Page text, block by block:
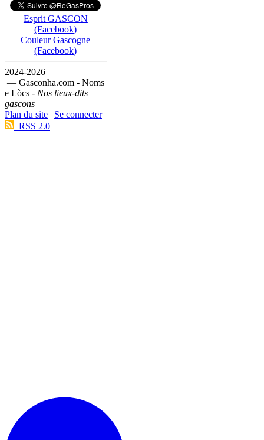
Esprit GASCON
(Facebook)
Couleur Gascogne
(Facebook)
2024-2026
— Gasconha.com - Noms
e Lòcs - Nos lieux-dits
gascons
Plan du site | Se connecter|
RSS 2.0